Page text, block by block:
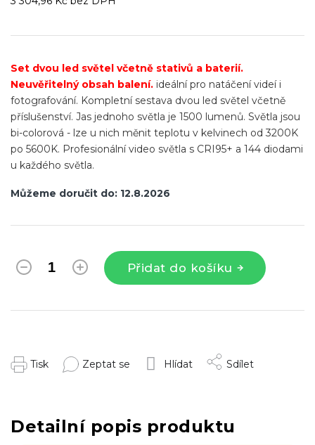
cena:
Můžeme doručit do: 12.8.2026
Přidat do košíku
Set dvou led světel včetně stativů a baterií.
Neuvěřitelný obsah balení. ideální pro natáčení videí i
fotografování. Kompletní sestava dvou led světel včetně
příslušenství. Jas jednoho světla je 1500 lumenů. Světla jsou
bi-colorová - lze u nich měnit teplotu v kelvinech od 3200K
po 5600K. Profesionální video světla s CRI95+ a 144 diodami
u každého světla.
Tisk Zeptat se Hlídat Sdílet
Detailní popis produktu